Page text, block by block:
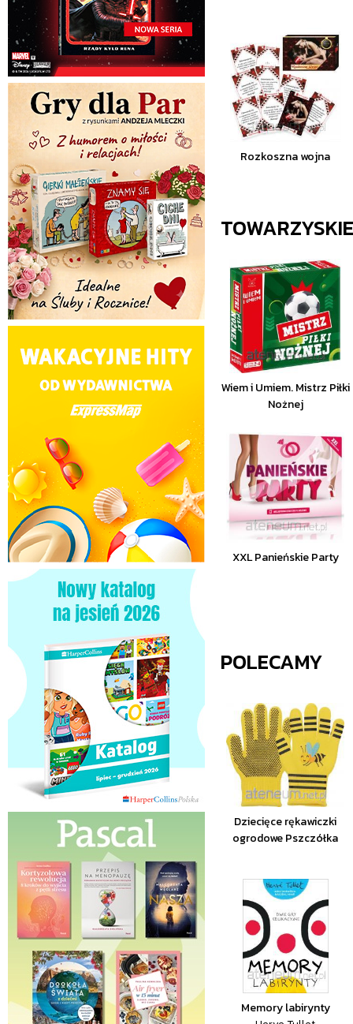
Rozkoszna wojna
TOWARZYSKIE
Wiem i Umiem. Mistrz Piłki
Nożnej
XXL Panieńskie Party
POLECAMY
Dziecięce rękawiczki
ogrodowe Pszczółka
Memory labirynty